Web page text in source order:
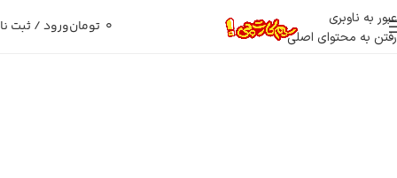
عبور به ناوبری
رفتن به محتوای اصلی
تومان 0 ورود / ثبت